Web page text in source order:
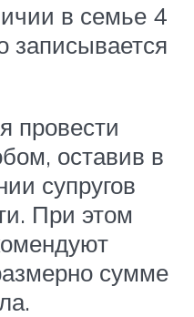
в семье 4
записывается
провести
оставив в
супругов
При этом
сумме